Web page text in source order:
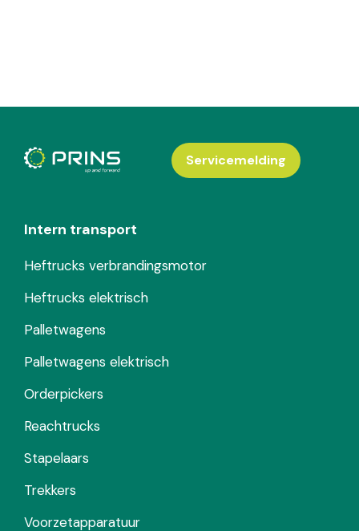
Intern transport
Heftrucks verbrandingsmotor
Heftrucks elektrisch
Palletwagens
Palletwagens elektrisch
Orderpickers
Reachtrucks
Stapelaars
Trekkers
Voorzetapparatuur
Servicemelding